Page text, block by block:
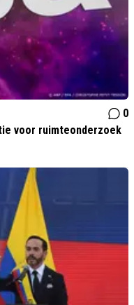
0
voor ruimteonderzoek